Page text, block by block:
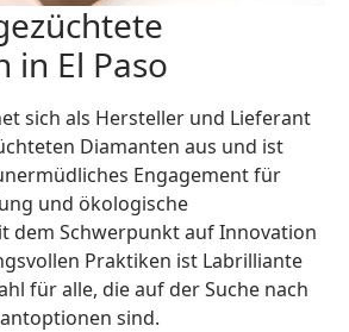
in El Paso
sich als Hersteller und Lieferant
Diamanten aus und ist
Engagement für
und ökologische
dem Schwerpunkt auf Innovation
Praktiken ist Labrilliante
für alle, die auf der Suche nach
sind.